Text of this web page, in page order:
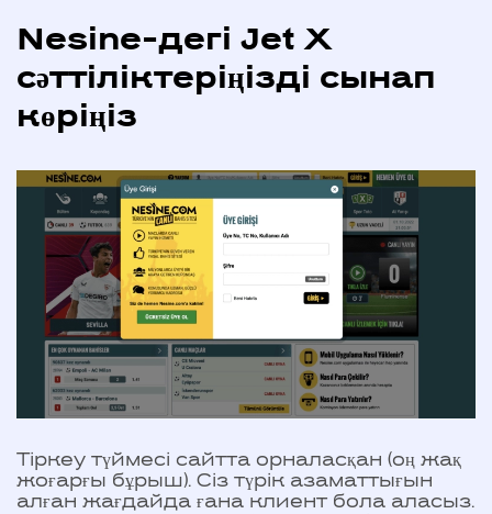
Nesine-дегі Jet X
сәттіліктеріңізді сынап
көріңіз
Тіркеу түймесі сайтта орналасқан (оң жақ
жоғарғы бұрыш). Сіз түрік азаматтығын
алған жағдайда ғана клиент бола аласыз.